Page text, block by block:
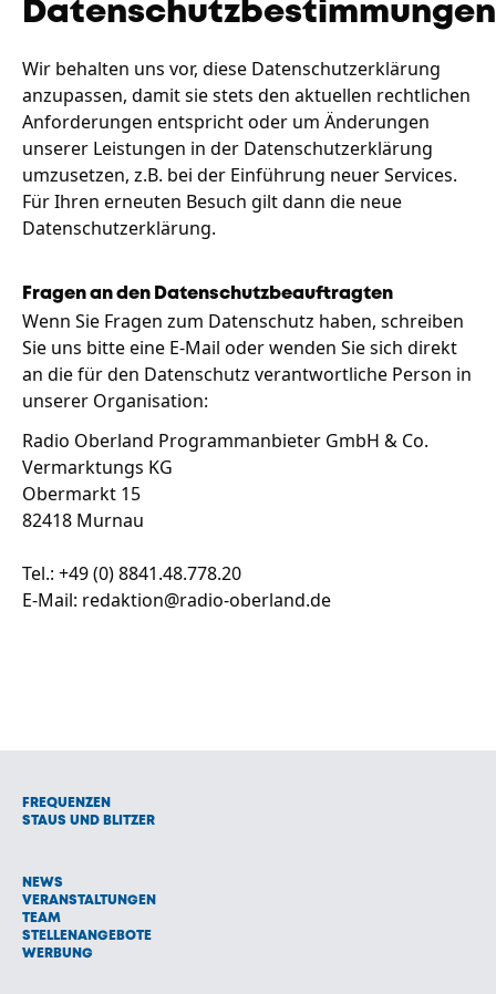
Datenschutzbestimmungen
Wir behalten uns vor, diese Datenschutzerklärung
anzupassen, damit sie stets den aktuellen rechtlichen
Anforderungen entspricht oder um Änderungen
unserer Leistungen in der Datenschutzerklärung
umzusetzen, z.B. bei der Einführung neuer Services.
Für Ihren erneuten Besuch gilt dann die neue
Datenschutzerklärung.
Fragen an den Datenschutzbeauftragten
Wenn Sie Fragen zum Datenschutz haben, schreiben
Sie uns bitte eine E-Mail oder wenden Sie sich direkt
an die für den Datenschutz verantwortliche Person in
unserer Organisation:
Radio Oberland Programmanbieter GmbH & Co.
Vermarktungs KG
Obermarkt 15
82418 Murnau
Tel.: +49 (0) 8841.48.778.20
E-Mail: redaktion@radio-oberland.de
FREQUENZEN
STAUS UND BLITZER
NEWS
VERANSTALTUNGEN
TEAM
STELLENANGEBOTE
WERBUNG